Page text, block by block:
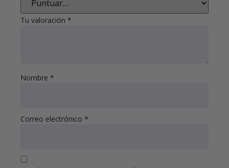
Tu valoración *
Nombre *
Correo electrónico *